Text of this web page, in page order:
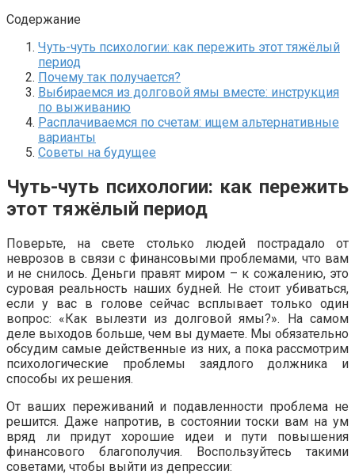
Содержание
Чуть-чуть психологии: как пережить этот тяжёлый
период
Почему так получается?
Выбираемся из долговой ямы вместе: инструкция
по выживанию
Расплачиваемся по счетам: ищем альтернативные
варианты
Советы на будущее
Чуть-чуть психологии: как пережить
этот тяжёлый период
Поверьте, на свете столько людей пострадало от
неврозов в связи с финансовыми проблемами, что вам
и не снилось. Деньги правят миром – к сожалению, это
суровая реальность наших будней. Не стоит убиваться,
если у вас в голове сейчас всплывает только один
вопрос: «Как вылезти из долговой ямы?». На самом
деле выходов больше, чем вы думаете. Мы обязательно
обсудим самые действенные из них, а пока рассмотрим
психологические проблемы заядлого должника и
способы их решения.
От ваших переживаний и подавленности проблема не
решится. Даже напротив, в состоянии тоски вам на ум
вряд ли придут хорошие идеи и пути повышения
финансового благополучия. Воспользуйтесь такими
советами, чтобы выйти из депрессии: